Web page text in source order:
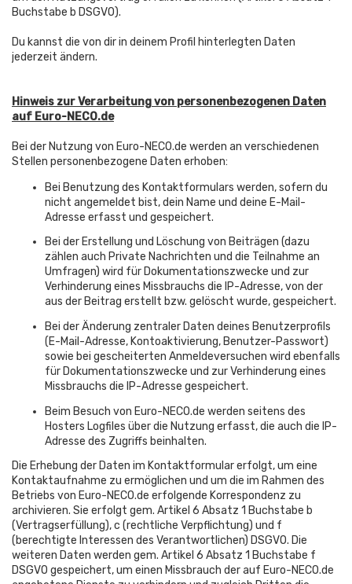
Buchstabe b DSGVO).
Du kannst die von dir in deinem Profil hinterlegten Daten
jederzeit ändern.
Hinweis zur Verarbeitung von personenbezogenen Daten
auf Euro-NECO.de
Bei der Nutzung von Euro-NECO.de werden an verschiedenen
Stellen personenbezogene Daten erhoben:
Bei Benutzung des Kontaktformulars werden, sofern du
nicht angemeldet bist, dein Name und deine E-Mail-
Adresse erfasst und gespeichert.
Bei der Erstellung und Löschung von Beiträgen (dazu
zählen auch Private Nachrichten und die Teilnahme an
Umfragen) wird für Dokumentationszwecke und zur
Verhinderung eines Missbrauchs die IP-Adresse, von der
aus der Beitrag erstellt bzw. gelöscht wurde, gespeichert.
Bei der Änderung zentraler Daten deines Benutzerprofils
(E-Mail-Adresse, Kontoaktivierung, Benutzer-Passwort)
sowie bei gescheiterten Anmeldeversuchen wird ebenfalls
für Dokumentationszwecke und zur Verhinderung eines
Missbrauchs die IP-Adresse gespeichert.
Beim Besuch von Euro-NECO.de werden seitens des
Hosters Logfiles über die Nutzung erfasst, die auch die IP-
Adresse des Zugriffs beinhalten.
Die Erhebung der Daten im Kontaktformular erfolgt, um eine
Kontaktaufnahme zu ermöglichen und um die im Rahmen des
Betriebs von Euro-NECO.de erfolgende Korrespondenz zu
archivieren. Sie erfolgt gem. Artikel 6 Absatz 1 Buchstabe b
(Vertragserfüllung), c (rechtliche Verpflichtung) und f
(berechtigte Interessen des Verantwortlichen) DSGVO. Die
weiteren Daten werden gem. Artikel 6 Absatz 1 Buchstabe f
DSGVO gespeichert, um einen Missbrauch der auf Euro-NECO.de